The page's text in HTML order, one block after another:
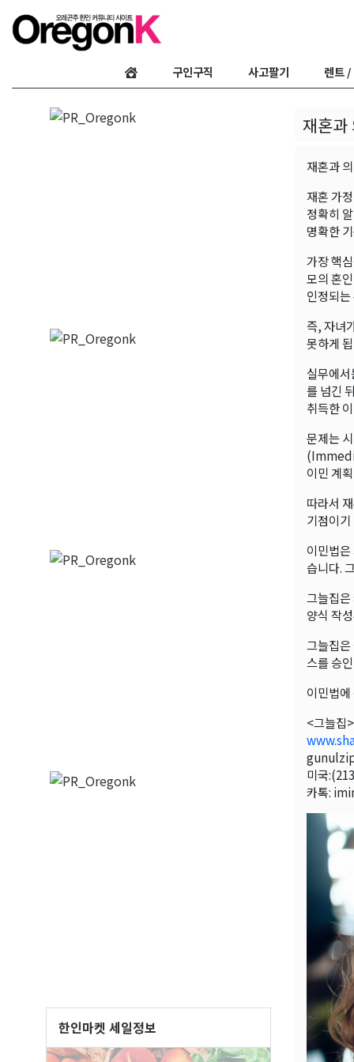
구인구직 사고팔기 렌트
한인마켓 세일정보
재혼과
재혼과
재혼 가
정확히
명확한
가장 핵
모의 혼
인정되
즉, 자녀
못하게
실무에서
를 넘긴
취득한
문제는
이민 계
따라서
기점이
이민법
습니다.
그늘집은
양식 작
그늘집은
스를 승
이민법
<그늘집>
미국
카톡: